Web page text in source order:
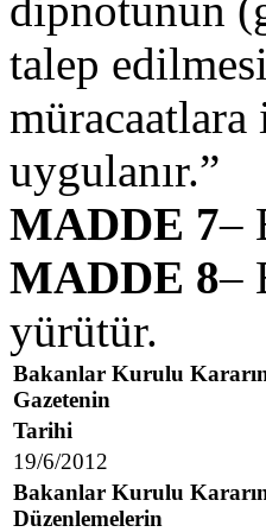
talep
uygulanır.”
MADDE 7–
MADDE 8–
yürütür.
Bakanlar Kurulu
Gazetenin
Tarihi
19/6/2012
Bakanlar Kurulu
Düzenlemelerin